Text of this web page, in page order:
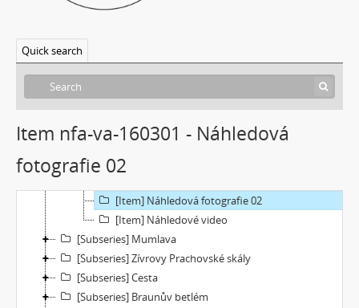
Quick search
Item nfa-va-160301 - Náhledová
fotografie 02
[Subseries] Džbány Franze Maxery v hospodě U Lojzy
[Subseries] Hanibalova svatba
[Subseries] Klukovice, Bondy
[Subseries] Samizdat
[File] Dokumentace
[File] Filmy
[File] Náhledy
[Item] Náhledová fotografie 02
[Item] Náhledové video
[Subseries] Mumlava
[Subseries] Zívrovy Prachovské skály
[Subseries] Cesta
[Subseries] Braunův betlém